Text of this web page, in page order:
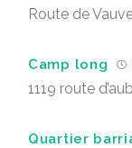
Route de
Camp long
1119 route
Quartier